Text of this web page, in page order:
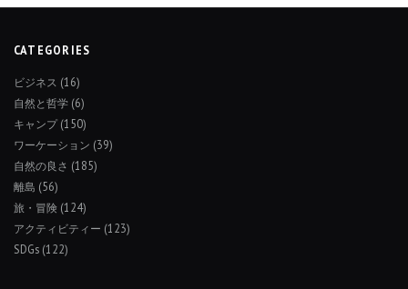
CATEGORIES
ビジネス (16)
自然と哲学 (6)
キャンプ(150)
ワーケーション (39)
自然の良さ (185)
離島 (56)
旅・冒険 (124)
アクティビティー (123)
SDGs (122)